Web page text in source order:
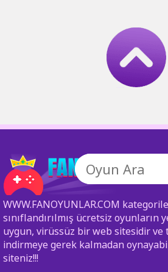
WWW.FANOYUNLAR.COM
sınıflandırılmış ücretsiz oyunların
uygun, virüssüz bir web sitesidir ve
indirmeye gerek kalmadan
siteniz!!!